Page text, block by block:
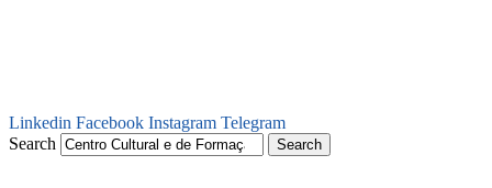
Linkedin Facebook Instagram Telegram
Search
Search